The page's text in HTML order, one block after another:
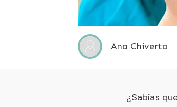
Ana Chiverto
¿Sabías